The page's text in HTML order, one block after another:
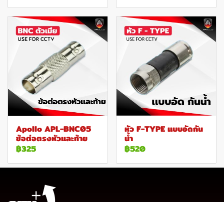
Apollo APL-BNC05
ข้อต่อตรงหัวและท้าย
฿325
หัว F-TYPE แบบอัดกัน
น้ำ
฿520